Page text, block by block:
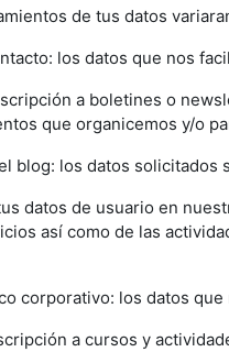
de tus datos
los datos que nos
a boletines o
que organicemos y/o
blog: los datos
datos de usuario en
así como de las
corporativo: los datos
a cursos y